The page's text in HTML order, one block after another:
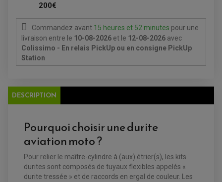
FEUX ADDITIONNELS
POMPE A ESSENCE
REDRESSEUR / REGULATEUR
ENTRETIEN MOTO
ATELIER, PADDOCK, STAND
FILTRE A AIR
FILTRE A HUILE
FILTRE ET ACCESSOIRE ESSENCE
FREINAGE
DISQUE DE FREIN ARRIERE
PLAQUETTE DE FREIN AVANT
PLAQUETTE DE FREIN ARRIERE
200€
Commandez avant 15 heures et 52 minutes pour une
livraison entre le 10-08-2026 et le 12-08-2026 avec
Colissimo - En relais PickUp ou en consigne PickUp
Station
DESCRIPTION
Pourquoi choisir une durite
aviation moto ?
Pour relier le maître-cylindre à (aux) étrier(s), les kits
durites sont composés de tuyaux flexibles appelés «
durite tressée » et de raccords en ergal de couleur. Les